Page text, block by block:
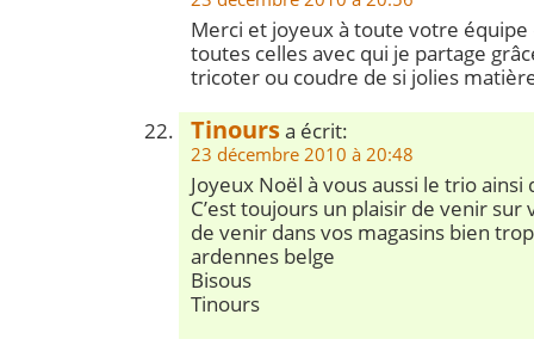
Merci et joyeux à toute votre
toutes celles avec qui je partage
tricoter ou coudre de si jolies
Tinoursa écrit:
23 décembre 2010 à 20:48
Joyeux Noël à vous aussi le trio ainsi
C’est toujours un plaisir de venir
de venir dans vos magasins bien
ardennes belge
Bisous
Tinours